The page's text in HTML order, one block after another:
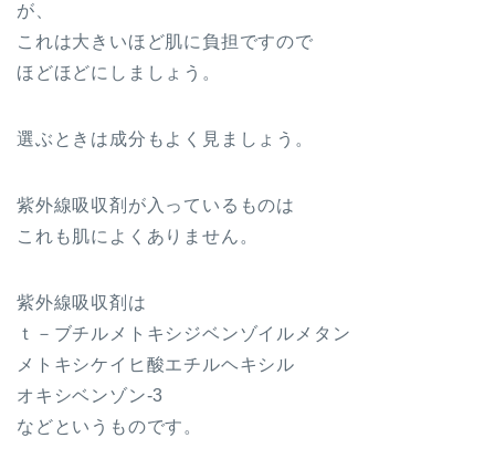
が、
これは大きいほど肌に負担ですので
ほどほどにしましょう。
選ぶときは成分もよく見ましょう。
紫外線吸収剤が入っているものは
これも肌によくありません。
紫外線吸収剤は
ｔ－ブチルメトキシジベンゾイルメタン
メトキシケイヒ酸エチルヘキシル
オキシベンゾン-3
などというものです。